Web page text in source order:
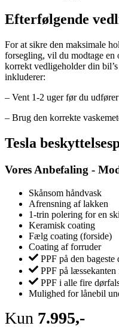
Efterfølgende
For at sikre den maksimale
forsegling, vil du modtage en
korrekt vedligeholder din
inkluderer:
– Vent 1-2 uger før du
– Brug den korrekte
Tesla
Vores Anbefaling -
Skånsom håndvask
Afrensning af lakken
1-trin polering for en
Keramisk coating
Fælg coating (forside)
Coating af forruder
PPF på den bageste
PPF på
PPF i alle fire
Mulighed for lånebil
Kun 7.995,-